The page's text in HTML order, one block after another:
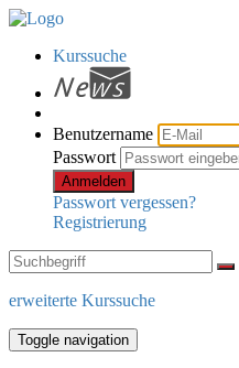
Kurssuche
Benutzername
Passwort
Anmelden
Passwort vergessen?
Registrierung
erweiterte Kurssuche
Toggle navigation